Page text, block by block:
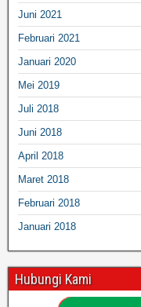
Juni 2021
Februari 2021
Januari 2020
Mei 2019
Juli 2018
Juni 2018
April 2018
Maret 2018
Februari 2018
Januari 2018
Hubungi Kami